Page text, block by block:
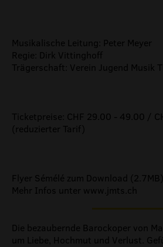
Musikalische Leitung: Peter Meyer
Regie: Dirk Vittinghoff
Trägerschaft: Verein Jugend Musik
Ticketpreise: CHF 29.00 - 49.00 /
(reduzierter Tarif)
Flyer Sémélé zum Download (2.7MB)
Mehr Infos unter www.jmts.ch
Die bezaubernde Barockoper von
um Liebe, Hochmut und Verlust.